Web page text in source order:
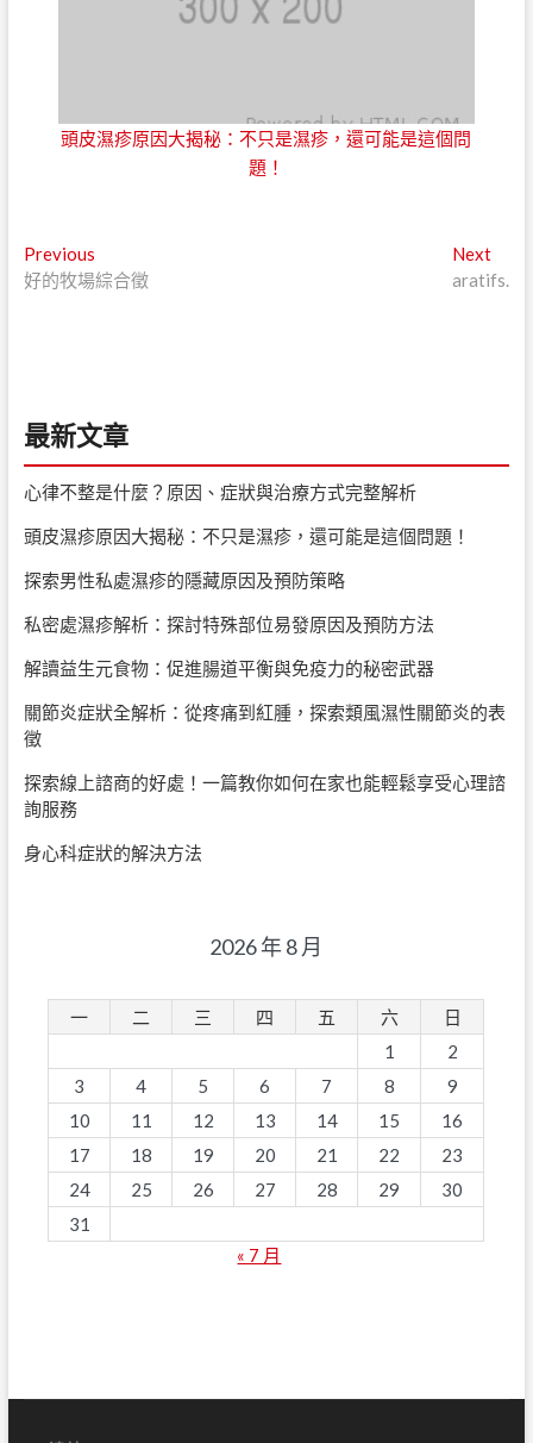
頭皮濕疹原因大揭秘：不只是濕疹，還可能是這個問
題！
文
章
PreviousPrevious
post:
好的牧場綜合徵
NextNext
post:
aratifs.
最新文章
心律不整是什麼？原因、症狀與治療方式完整解析
頭皮濕疹原因大揭秘：不只是濕疹，還可能是這個問題！
探索男性私處濕疹的隱藏原因及預防策略
私密處濕疹解析：探討特殊部位易發原因及預防方法
解讀益生元食物：促進腸道平衡與免疫力的秘密武器
關節炎症狀全解析：從疼痛到紅腫，探索類風濕性關節炎的表
徵
探索線上諮商的好處！一篇教你如何在家也能輕鬆享受心理諮
詢服務
身心科症狀的解決方法
2026 年 8 月
一 二 三 四 五 六
日
1
2
3
4 5 6 7 8
9
10
11 12 13 14 15
16
17
18 19 20 21 22
23
24
25 26 27 28 29
30
31
« 7 月